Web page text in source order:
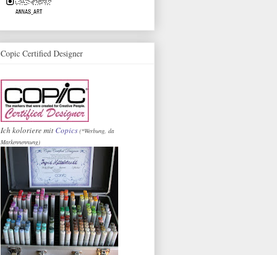
Copic Certified Designer
Ich koloriere mit Copics (*Werbung, da
Markennennung)